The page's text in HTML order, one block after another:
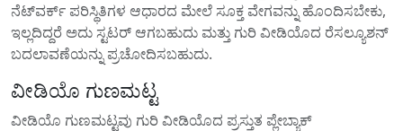
ನೆಟ್‌ವರ್ಕ್ ಪರಿಸ್ಥಿತಿಗಳ ಆಧಾರದ ಮೇಲೆ ಸೂಕ್ತ ವೇಗವನ್ನು ಹೊಂದಿಸಬೇಕು,
ಇಲ್ಲದಿದ್ದರೆ ಅದು ಸ್ಟಟರ್ ಆಗಬಹುದು ಮತ್ತು ಗುರಿ ವೀಡಿಯೊದ ರೆಸಲ್ಯೂಶನ್
ಬದಲಾವಣೆಯನ್ನು ಪ್ರಚೋದಿಸಬಹುದು.
ವೀಡಿಯೊ ಗುಣಮಟ್ಟ
ವೀಡಿಯೊ ಗುಣಮಟ್ಟವು ಗುರಿ ವೀಡಿಯೊದ ಪ್ರಸ್ತುತ ಪ್ಲೇಬ್ಯಾಕ್